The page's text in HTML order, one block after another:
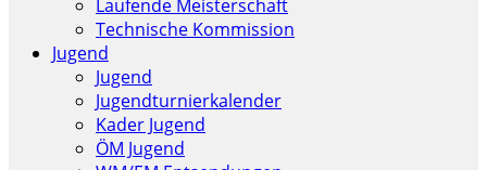
Laufende Meisterschaft
Technische Kommission
Jugend
Jugend
Jugendturnierkalender
Kader Jugend
ÖM Jugend